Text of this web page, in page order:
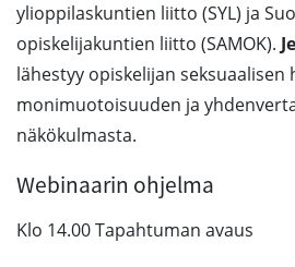
ylioppilaskuntien liitto (SYL) ja
opiskelijakuntien liitto (SAMOK).
lähestyy opiskelijan
monimuotoisuuden ja
näkökulmasta.
Webinaarin ohjelma
Klo 14.00 Tapahtuman avaus